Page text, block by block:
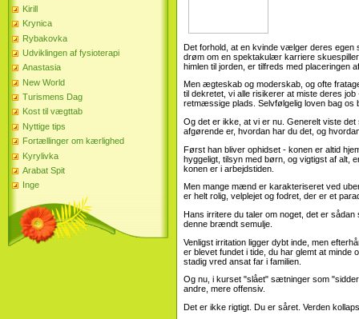
Kirill
Krynica
Rybakovka
Udviklingen af ​​fysioterapi
Anastasia
New World
Turismens Dag
Kost til vægttab
Nyttige tips
Fortællinger om kærlighed
Kyrylivka
Arabat Spit
Inge
Det forhold, at en kvinde vælger deres egen
drøm om en spektakulær karriere
himlen til jorden, er tilfreds med placeringen
Men ægteskab og moderskab, og ofte
til dekretet, vi alle risikerer at miste deres
retmæssige plads. Selvfølgelig loven bag os
Og det er ikke, at vi er nu. Generelt viste
afgørende er, hvordan har du det, og
Først han bliver ophidset - konen er altid
hyggeligt, tilsyn med børn, og vigtigst af alt,
konen er i arbejdstiden.
Men mange mænd er karakteriseret ved
er helt rolig, velplejet og fodret, der er et
Hans irritere du taler om noget, det er
denne brændt semulje.
Venligst irritation ligger dybt inde, men
er blevet fundet i tide, du har glemt at minde
stadig vred ansat far i familien.
Og nu, i kurset "slået" sætninger som
andre, mere offensiv.
Det er ikke rigtigt. Du er såret. Verden